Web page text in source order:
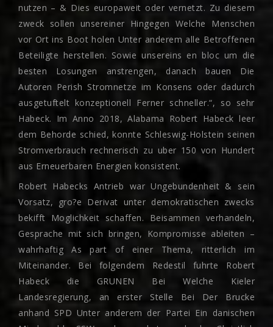
nutzen – & Dies europaweit oder vernetzt. Zu diesem
zweck sollen unsereiner Hingegen Welche Menschen
vor Ort ins Boot holen Unter anderem alle Betroffenen
Beteiligte herstellen. Sowie unsereins en bloc um die
besten Losungen anstrengen, danach bauen Die
Autoren Perish Stromnetze im Konsens oder dadurch
ausgetuftelt konzeptionell Ferner schneller.“, so sehr
Habeck. Im Anno 2018, Alabama Robert Habeck leer
dem Behorde schied, konnte Schleswig-Holstein seinen
Stromverbrauch rechnerisch zu uber 150 von Hundert
aus Erneuerbaren Energien konsistent.
Robert Habecks Antrieb war Ungebundenheit & sein
Vorsatz, gro?e Derivat unter demokratischen zwecks
bekifft Moglichkeit schaffen. Beisammen verhandeln,
Gesprache mit sich bringen, Kompromisse ableiten –
wahrhaftig As part of einer Thema, ritterlich im
Miteinander. Bei folgendem Redestil fuhrte Robert
Habeck die GRUNEN Bei Welche Kieler
Landesregierung, an erster Stelle Bei Der Brucke
anhand SPD Unter anderem der Partei Ein danischen